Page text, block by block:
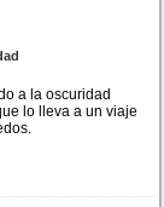
a la oscuridad
lo lleva a un viaje